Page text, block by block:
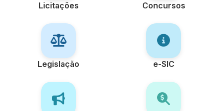
Licitações Concursos
Legislação e-SIC